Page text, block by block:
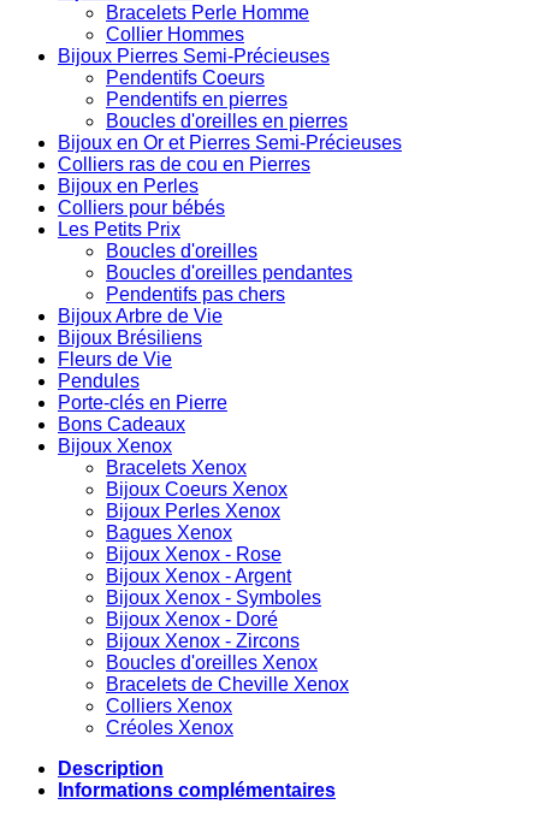
Bracelets Perle Homme
Collier Hommes
Bijoux Pierres Semi-Précieuses
Pendentifs Coeurs
Pendentifs en pierres
Boucles d'oreilles en pierres
Bijoux en Or et Pierres Semi-Précieuses
Colliers ras de cou en Pierres
Bijoux en Perles
Colliers pour bébés
Les Petits Prix
Boucles d'oreilles
Boucles d'oreilles pendantes
Pendentifs pas chers
Bijoux Arbre de Vie
Bijoux Brésiliens
Fleurs de Vie
Pendules
Porte-clés en Pierre
Bons Cadeaux
Bijoux Xenox
Bracelets Xenox
Bijoux Coeurs Xenox
Bijoux Perles Xenox
Bagues Xenox
Bijoux Xenox - Rose
Bijoux Xenox - Argent
Bijoux Xenox - Symboles
Bijoux Xenox - Doré
Bijoux Xenox - Zircons
Boucles d'oreilles Xenox
Bracelets de Cheville Xenox
Colliers Xenox
Créoles Xenox
Description
Informations complémentaires